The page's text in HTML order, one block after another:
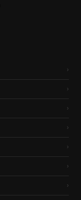
›
›
›
›
›
›
›